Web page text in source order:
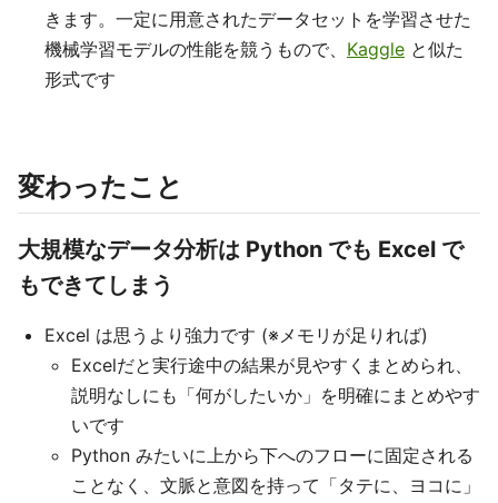
きます。一定に用意されたデータセットを学習させた
機械学習モデルの性能を競うもので、 Kaggle と似た
形式です
変わったこと
大規模なデータ分析は Python でも Excel で
もできてしまう
Excel は思うより強力です (※メモリが足りれば)
Excelだと実行途中の結果が見やすくまとめられ、
説明なしにも「何がしたいか」を明確にまとめやす
いです
Python みたいに上から下へのフローに固定される
ことなく、文脈と意図を持って「タテに、ヨコに」